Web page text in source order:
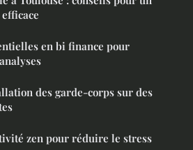
en bi finance pour
des garde-corps sur des
zen pour réduire le stress